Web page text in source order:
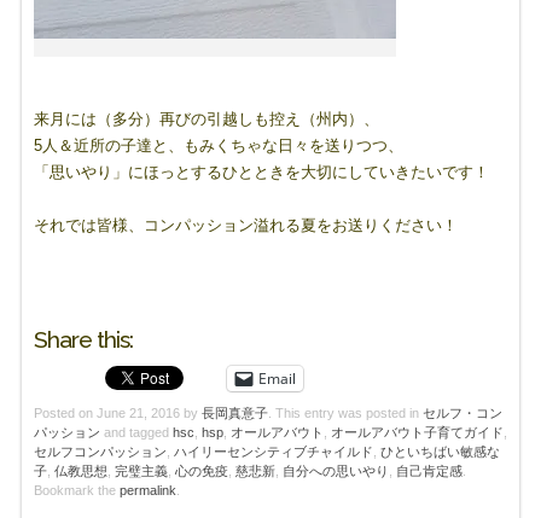
来月には（多分）再びの引越しも控え（州内）、
5人＆近所の子達と、もみくちゃな日々を送りつつ、
「思いやり」にほっとするひとときを大切にしていきたいです！
それでは皆様、コンパッション溢れる夏をお送りください！
Share this:
Email
Posted on June 21, 2016 by 長岡真意子. This entry was posted in セルフ・コン
パッション and tagged hsc hsp, オールアバウト オールアバウト子育てガイド
セルフコンパッション ハイリーセンシティブチャイルド ひといちばい敏感な
子, 仏教思想 完璧主義, 心の免疫 慈悲新, 自分への思いやり 自己肯定感.
Bookmark the permalink